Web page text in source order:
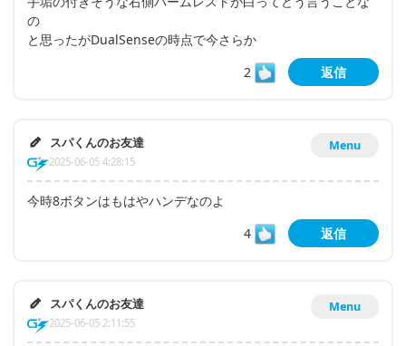
の
と思ったがDualSenseの時点で今さらか
2
返信
Menu
スパくんのお友達
2025-06-05 4:28:15
今時8ボタンはもはやハンデなのよ
4
返信
Menu
スパくんのお友達
2025-06-05 2:11:55